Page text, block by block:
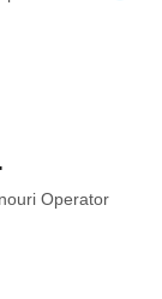
Operator